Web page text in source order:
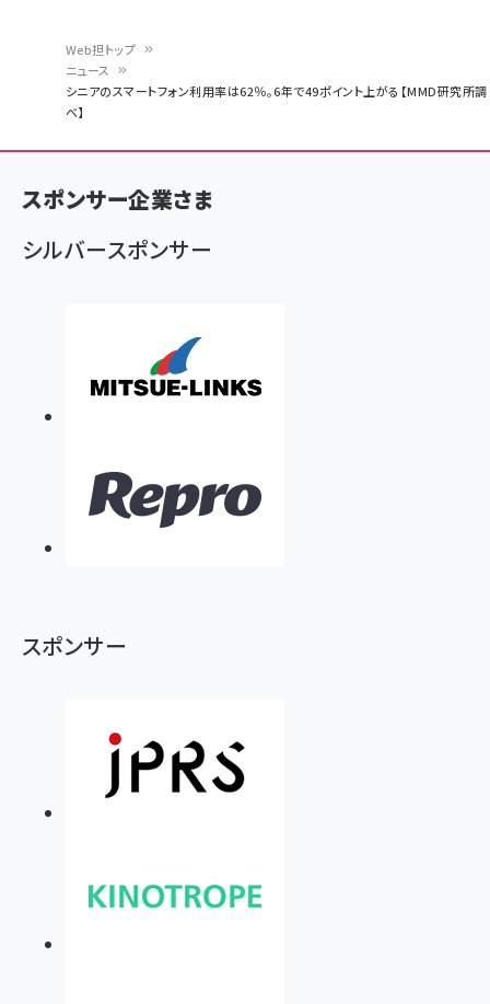
く
ず
Web担トップ
ニュース
シニアのスマートフォン利用率は62％。6年で49ポイント上がる【MMD研究所調
べ】
スポンサー企業さま
シルバースポンサー
スポンサー